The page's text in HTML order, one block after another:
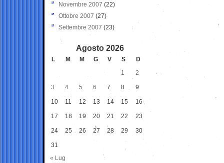
Novembre 2007 (22)
Ottobre 2007 (27)
Settembre 2007 (23)
Agosto 2026
L M M G V S
D
1
2
3 4 5 6 7 8 9
10 11 12 13 14 15 16
17 18 19 20 21 22 23
24 25 26 27 28 29 30
31
« Lug